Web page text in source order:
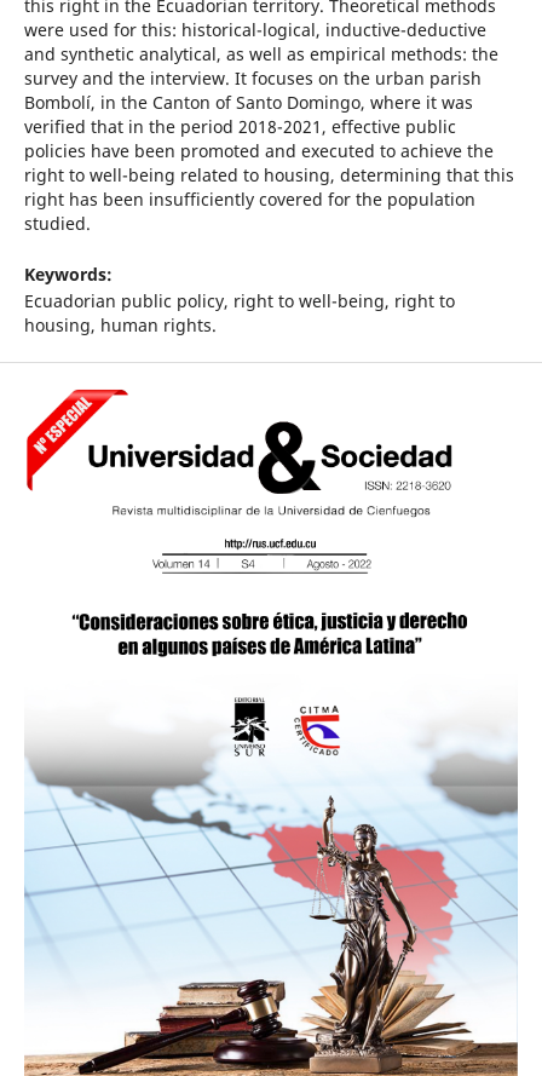
this right in the Ecuadorian territory. Theoretical methods
were used for this: historical-logical, inductive-deductive
and synthetic analytical, as well as empirical methods: the
survey and the interview. It focuses on the urban parish
Bombolí, in the Canton of Santo Domingo, where it was
verified that in the period 2018-2021, effective public
policies have been promoted and executed to achieve the
right to well-being related to housing, determining that this
right has been insufficiently covered for the population
studied.
Keywords:
Ecuadorian public policy, right to well-being, right to
housing, human rights.